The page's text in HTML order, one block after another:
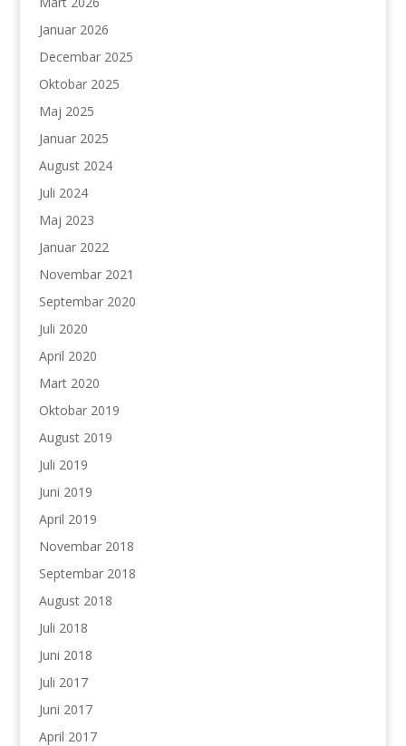
Januar 2026
Decembar 2025
Oktobar 2025
Maj 2025
Januar 2025
August 2024
Juli 2024
Maj 2023
Januar 2022
Novembar 2021
Septembar 2020
Juli 2020
April 2020
Mart 2020
Oktobar 2019
August 2019
Juli 2019
Juni 2019
April 2019
Novembar 2018
Septembar 2018
August 2018
Juli 2018
Juni 2018
Juli 2017
Juni 2017
April 2017